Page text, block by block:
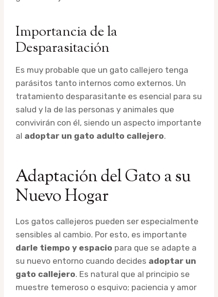
Importancia de la
Desparasitación
Es muy probable que un gato callejero tenga
parásitos tanto internos como externos. Un
tratamiento desparasitante es esencial para su
salud y la de las personas y animales que
convivirán con él, siendo un aspecto importante
al adoptar un gato adulto callejero.
Adaptación del Gato a su
Nuevo Hogar
Los gatos callejeros pueden ser especialmente
sensibles al cambio. Por esto, es importante
darle tiempo y espacio para que se adapte a
su nuevo entorno cuando decides adoptar un
gato callejero. Es natural que al principio se
muestre temeroso o esquivo; paciencia y amor